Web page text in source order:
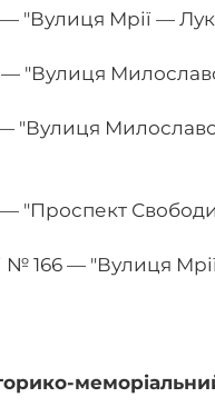
"Вулиця Мрії —
"Вулиця
"Вулиця
"Проспект
№ 166 — "Вулиця